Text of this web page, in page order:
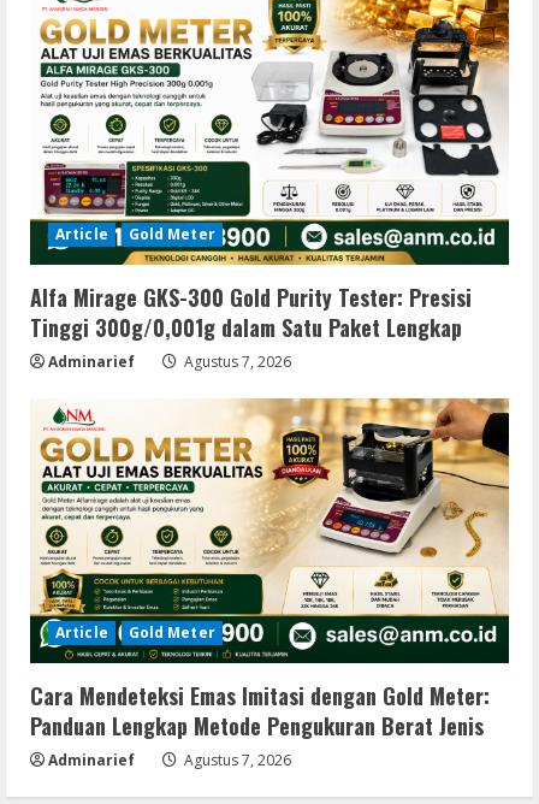
Article Gold Meter
Alfa Mirage GKS-300 Gold Purity Tester: Presisi
Tinggi 300g/0,001g dalam Satu Paket Lengkap
Adminarief Agustus 7, 2026
Article Gold Meter
Cara Mendeteksi Emas Imitasi dengan Gold Meter:
Panduan Lengkap Metode Pengukuran Berat Jenis
Adminarief Agustus 7, 2026